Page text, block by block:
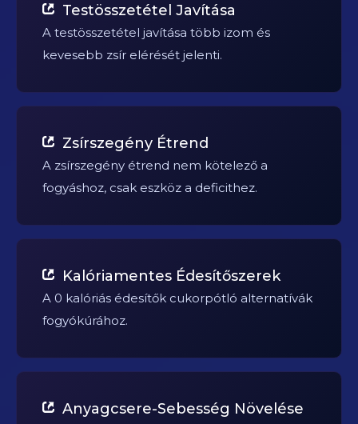
Testösszetétel Javítása
A testösszetétel javítása több izom és
kevesebb zsír elérését jelenti.
Zsírszegény Étrend
A zsírszegény étrend nem kötelező a
fogyáshoz, csak eszköz a deficithez.
Kalóriamentes Édesítőszerek
A 0 kalóriás édesítők cukorpótló alternatívák
fogyókúrához.
Anyagcsere-Sebesség Növelése